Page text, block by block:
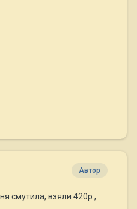
Автор
смутила, взяли 420р ,